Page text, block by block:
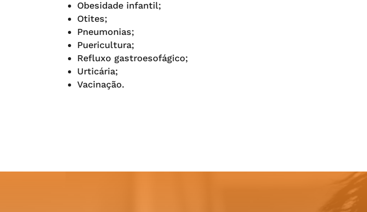
Obesidade infantil;
Otites;
Pneumonias;
Puericultura;
Refluxo gastroesofágico;
Urticária;
Vacinação.